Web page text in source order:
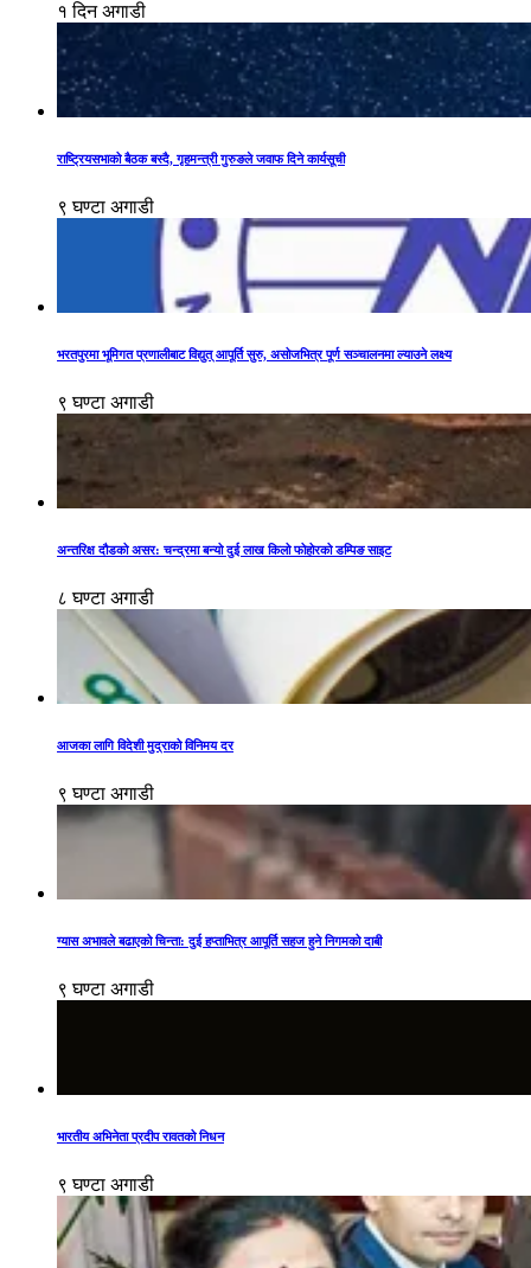
१ दिन अगाडी
राष्ट्रियसभाको बैठक बस्दै, गृहमन्त्री गुरुङले जवाफ दिने कार्यसूची
९ घण्टा अगाडी
भरतपुरमा भूमिगत प्रणालीबाट विद्युत् आपूर्ति सुरु, असोजभित्र पूर्ण सञ्चालनमा ल्याउने लक्ष्य
९ घण्टा अगाडी
अन्तरिक्ष दौडको असर: चन्द्रमा बन्यो दुई लाख किलो फोहोरको डम्पिङ साइट
८ घण्टा अगाडी
आजका लागि विदेशी मुद्राको विनिमय दर
९ घण्टा अगाडी
ग्यास अभावले बढाएको चिन्ता: दुई हप्ताभित्र आपूर्ति सहज हुने निगमको दाबी
९ घण्टा अगाडी
भारतीय अभिनेता प्रदीप रावतको निधन
९ घण्टा अगाडी